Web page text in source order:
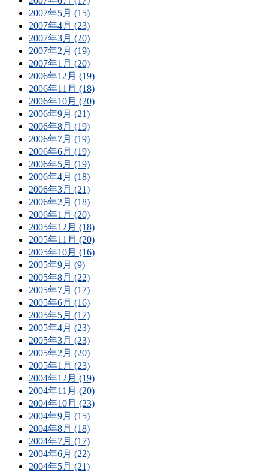
2007年5月 (15)
2007年4月 (23)
2007年3月 (20)
2007年2月 (19)
2007年1月 (20)
2006年12月 (19)
2006年11月 (18)
2006年10月 (20)
2006年9月 (21)
2006年8月 (19)
2006年7月 (19)
2006年6月 (19)
2006年5月 (19)
2006年4月 (18)
2006年3月 (21)
2006年2月 (18)
2006年1月 (20)
2005年12月 (18)
2005年11月 (20)
2005年10月 (16)
2005年9月 (9)
2005年8月 (22)
2005年7月 (17)
2005年6月 (16)
2005年5月 (17)
2005年4月 (23)
2005年3月 (23)
2005年2月 (20)
2005年1月 (23)
2004年12月 (19)
2004年11月 (20)
2004年10月 (23)
2004年9月 (15)
2004年8月 (18)
2004年7月 (17)
2004年6月 (22)
2004年5月 (21)